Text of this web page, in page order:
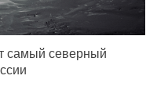
самый северный